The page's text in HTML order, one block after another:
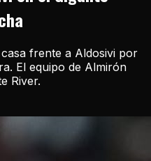
frente a Aldosivi por
El equipo de Almirón
River.